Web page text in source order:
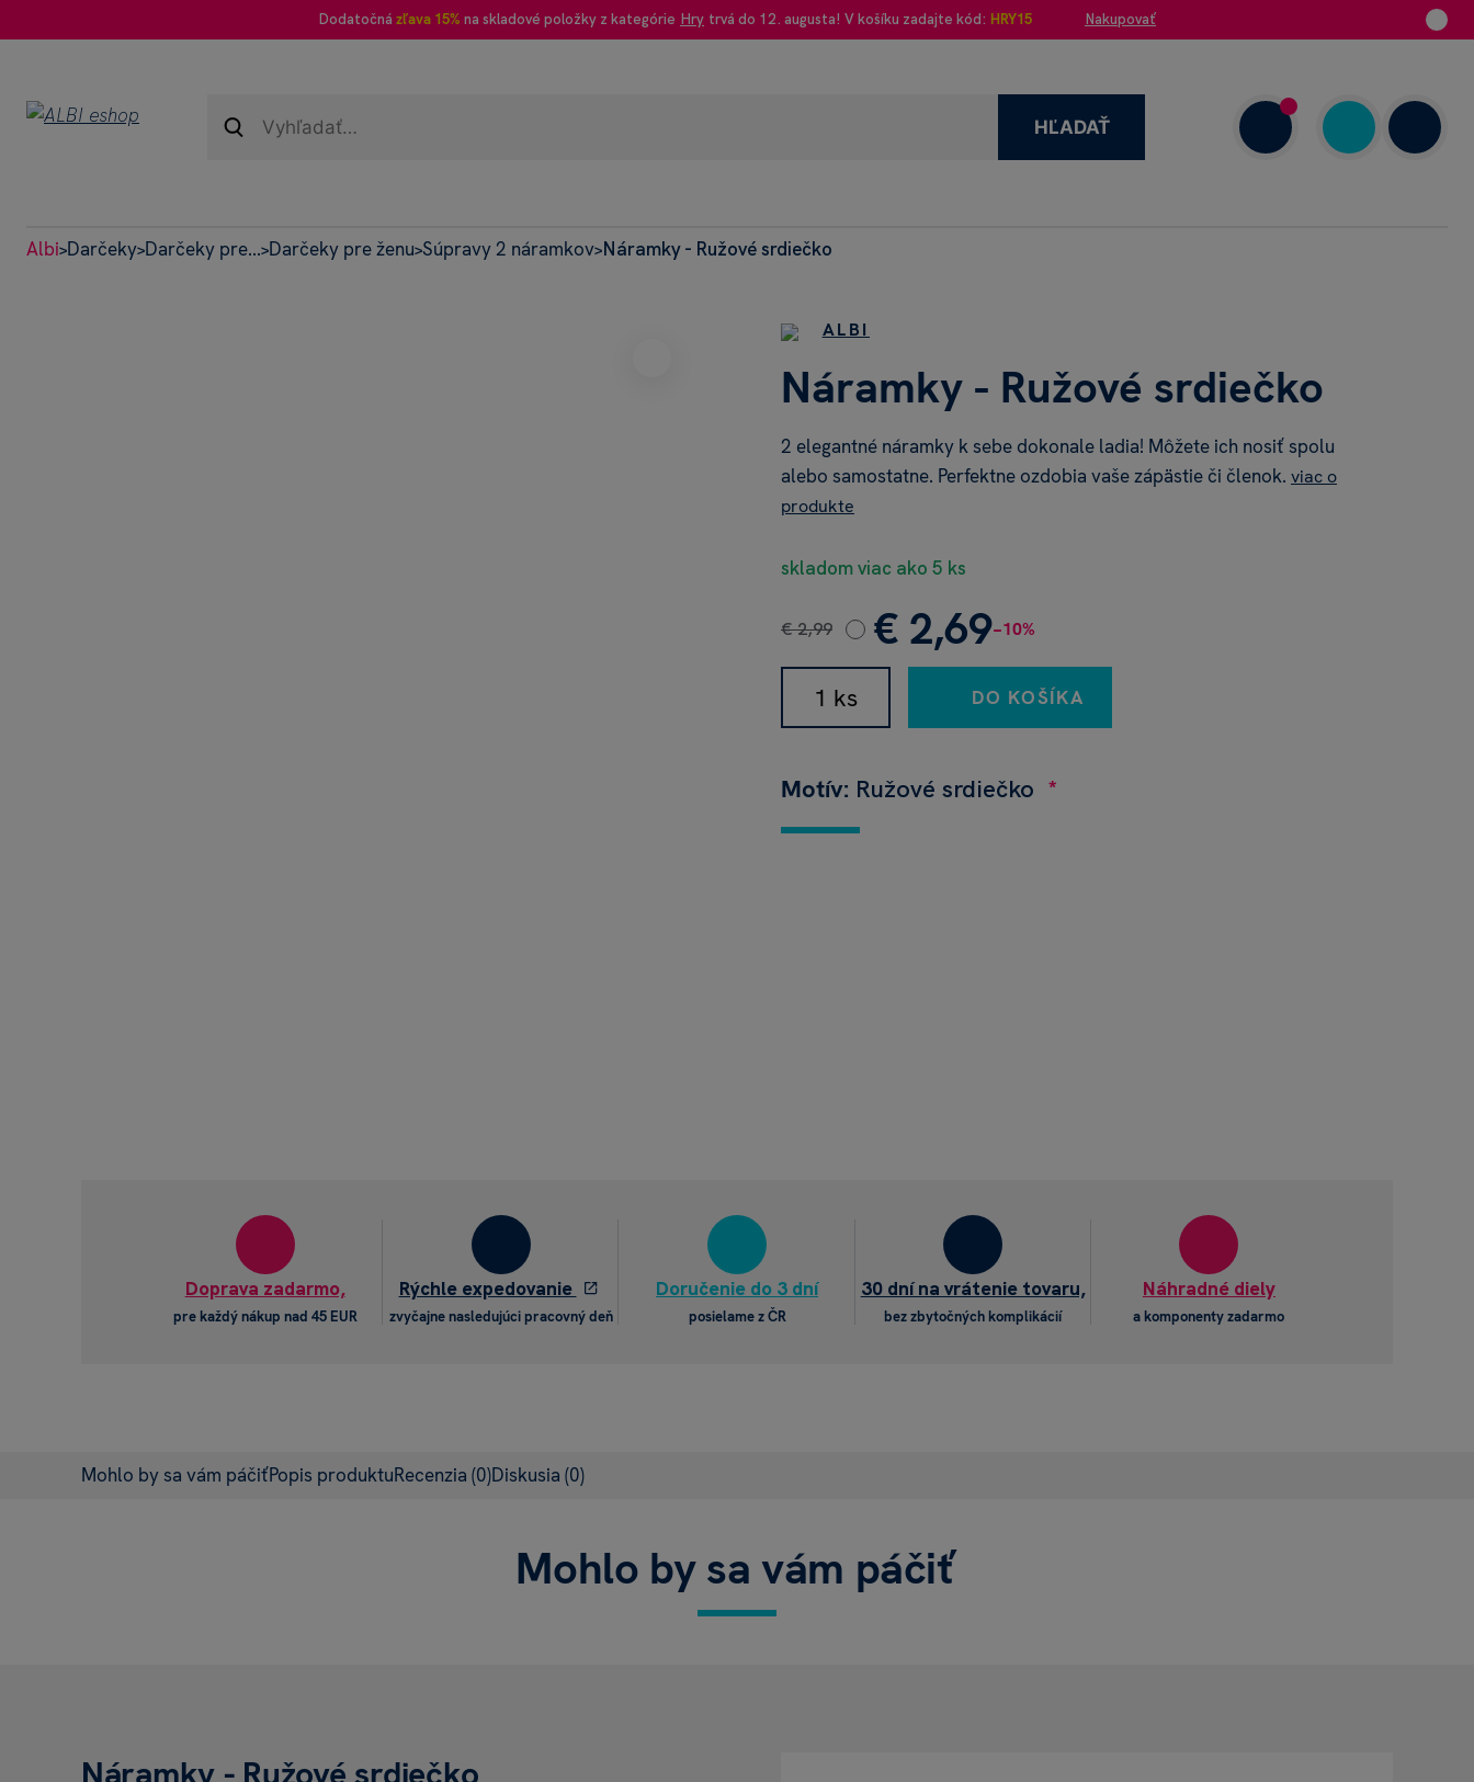
Dodatočná zľava 15% na skladové položky z kategórie Hry trvá do 12. augusta! V košíku zadajte kód: HRY15 Nakupovať
HĽADAŤ
Albi>Darčeky>Darčeky pre...>Darčeky pre ženu>Súpravy 2 náramkov>Náramky - Ružové srdiečko
ALBI
Náramky - Ružové srdiečko
2 elegantné náramky k sebe dokonale ladia! Môžete ich nosiť spolu
alebo samostatne. Perfektne ozdobia vaše zápästie či členok. viac o
produkte
skladom viac ako 5 ks
€ 2,99 € 2,69−10%
DO KOŠÍKA
Motív: Ružové srdiečko
Doprava zadarmo,
pre každý nákup nad 45 EUR
Rýchle expedovanie
zvyčajne nasledujúci pracovný deň
Doručenie do 3 dní
posielame z ČR
30 dní na vrátenie tovaru,
bez zbytočných komplikácií
Náhradné diely
a komponenty zadarmo
Mohlo by sa vám páčiťPopis produktuRecenzia (0)Diskusia (0)
Mohlo by sa vám páčiť